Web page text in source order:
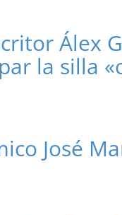
Álex
la silla
José